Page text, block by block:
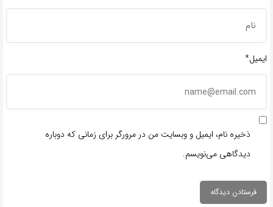
ایمیل*
ذخیره نام، ایمیل و وبسایت من در مرورگر برای زمانی که دوباره
دیدگاهی می‌نویسم.